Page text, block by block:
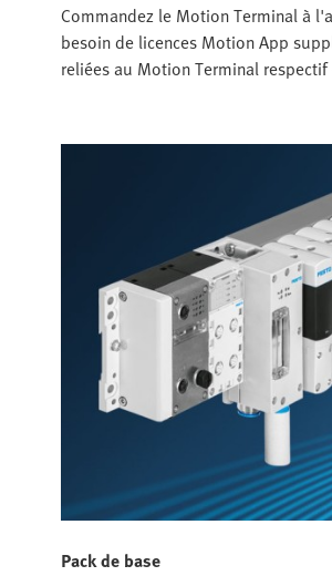
Commandez le Motion Terminal à
besoin de licences Motion App
reliées au Motion Terminal
Pack de base